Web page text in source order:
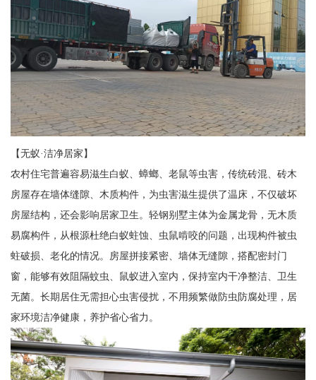
【无蚁·洁净居家】
农村住宅普遍容易滋生白蚁、蟑螂、老鼠等虫害，传统砖混、砖木
房屋存在墙体缝隙、木质构件，为虫害滋生提供了温床，不仅破坏
房屋结构，还会影响居家卫生。轻钢别墅主体为金属龙骨，无木质
易腐构件，从根源杜绝白蚁蛀蚀、虫鼠啃咬的问题，出现构件被虫
蛀破损、老化的情况。房屋拼接紧密、墙体无缝隙，搭配密封门
窗，能够有效阻隔蚊虫、鼠蚁进入室内，保持室内干净整洁、卫生
无菌。长期居住无需担心虫害侵扰，不用频繁做防虫防腐处理，居
家环境洁净健康，养护省心省力。